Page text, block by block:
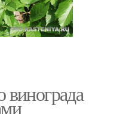
винограда